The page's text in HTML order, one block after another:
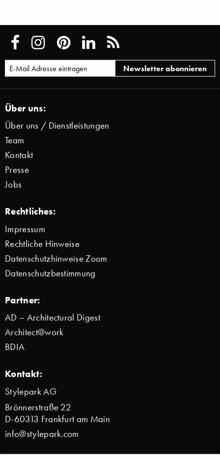
Über uns:
Über uns / Dienstleistungen
Team
Kontakt
Presse
Jobs
Rechtliches:
Impressum
Rechtliche Hinweise
Datenschutzhinweise Zoom
Datenschutzbestimmung
Partner:
AD – Architectural Digest
Architect@work
BDIA
Kontakt:
Stylepark AG
Brönnerstraße 22
D-60313 Frankfurt am Main
info@stylepark.com